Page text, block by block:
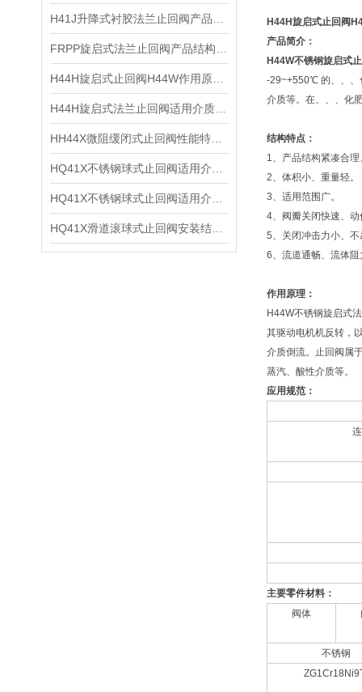
H44H 旋启式止回阀
产品简介：
H44W不锈钢旋启式
-29~+550℃ 的、、、
介质等。在、、、化
结构特点：
1、产品结构紧凑合
2、体积小、重量轻。
3、适用范围广。
4、阀瓣关闭快速、动
5、关闭冲击力小、
6、流道通畅、流体阻
作用原理：
H44W不锈钢旋启式
其驱动电机机反转，
介质倒流。止回阀属
蒸汽、酸性介质等。
应用规范：
主要零件材料：
阀体
不锈钢